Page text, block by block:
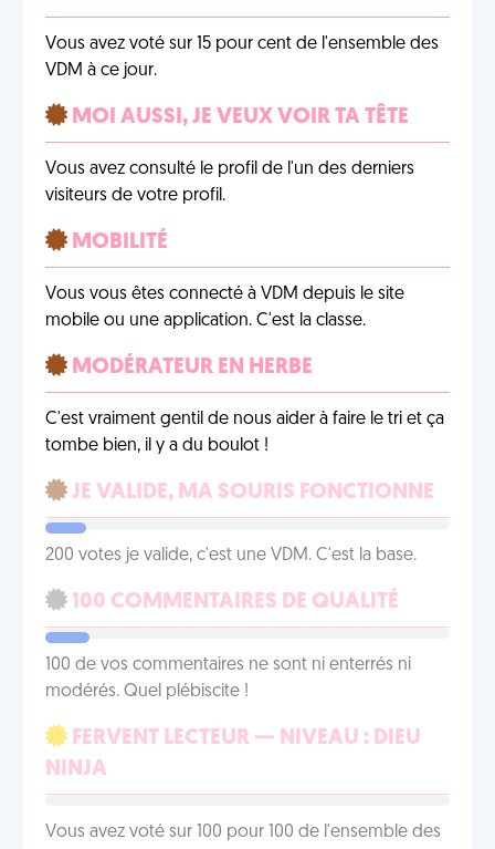
Vous avez voté sur 15 pour cent de l'ensemble des
VDM à ce jour.
MOI AUSSI, JE VEUX VOIR TA TÊTE
Vous avez consulté le profil de l'un des derniers
visiteurs de votre profil.
MOBILITÉ
Vous vous êtes connecté à VDM depuis le site
mobile ou une application. C'est la classe.
MODÉRATEUR EN HERBE
C'est vraiment gentil de nous aider à faire le tri et ça
tombe bien, il y a du boulot !
JE VALIDE, MA SOURIS FONCTIONNE
200 votes je valide, c'est une VDM. C'est la base.
100 COMMENTAIRES DE QUALITÉ
100 de vos commentaires ne sont ni enterrés ni
modérés. Quel plébiscite !
FERVENT LECTEUR — NIVEAU : DIEU
NINJA
Vous avez voté sur 100 pour 100 de l'ensemble des